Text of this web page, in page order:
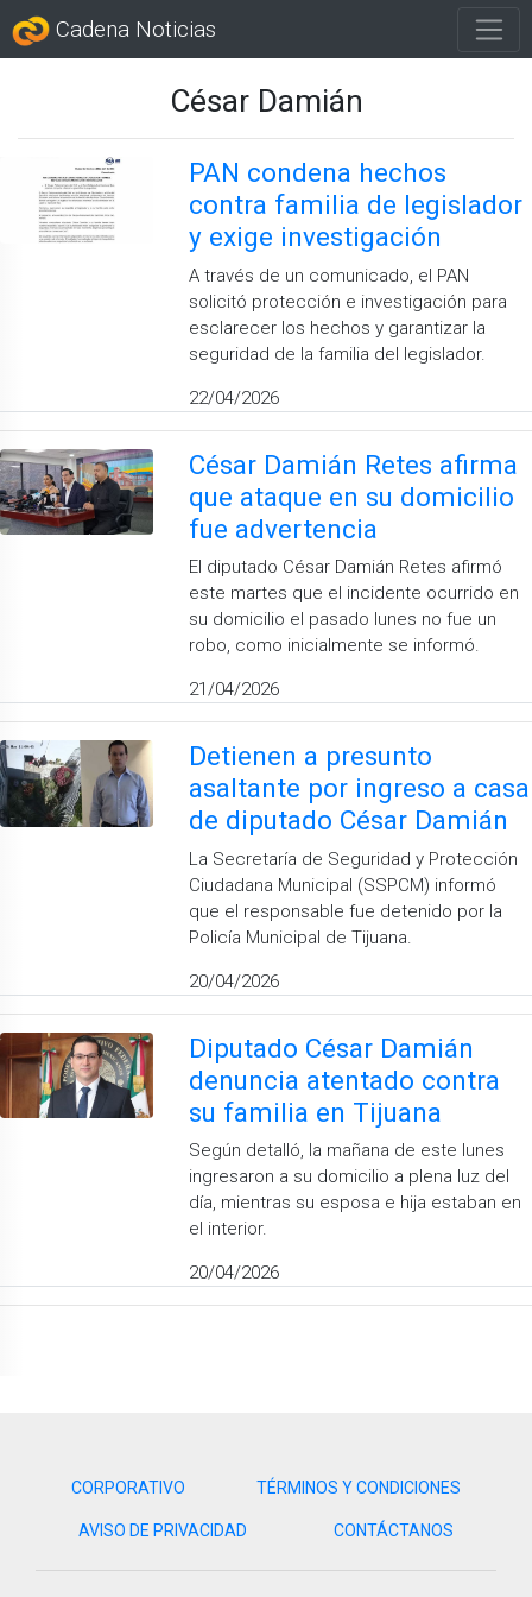
Cadena Noticias
César Damián
PAN condena hechos
contra familia de legislador
y exige investigación
A través de un comunicado, el PAN
solicitó protección e investigación para
esclarecer los hechos y garantizar la
seguridad de la familia del legislador.
22/04/2026
César Damián Retes afirma
que ataque en su domicilio
fue advertencia
El diputado César Damián Retes afirmó
este martes que el incidente ocurrido en
su domicilio el pasado lunes no fue un
robo, como inicialmente se informó.
21/04/2026
Detienen a presunto
asaltante por ingreso a casa
de diputado César Damián
La Secretaría de Seguridad y Protección
Ciudadana Municipal (SSPCM) informó
que el responsable fue detenido por la
Policía Municipal de Tijuana.
20/04/2026
Diputado César Damián
denuncia atentado contra
su familia en Tijuana
Según detalló, la mañana de este lunes
ingresaron a su domicilio a plena luz del
día, mientras su esposa e hija estaban en
el interior.
20/04/2026
CORPORATIVO TÉRMINOS Y CONDICIONES
AVISO DE PRIVACIDAD CONTÁCTANOS